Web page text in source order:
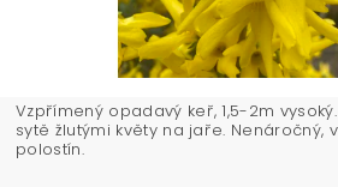
Vzpřímený opadavý keř, 1,5-2m
sytě žlutými květy na jaře. Nenáročný,
polostín.